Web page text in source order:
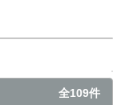
全109件